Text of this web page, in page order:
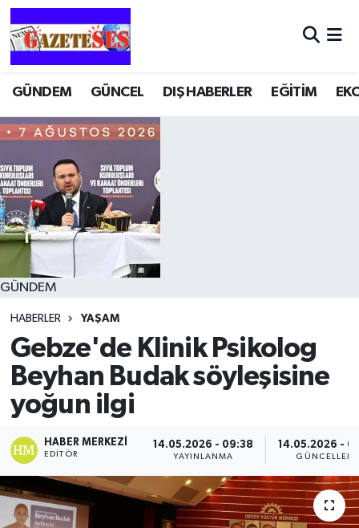
GÜNDEM GÜNCEL DIŞ HABERLER EĞİTİM
GÜNDEM
HABERLER YAŞAM
Gebze'de Klinik Psikolog
Beyhan Budak söyleşisine
yoğun ilgi
HABER MERKEZI
EDITÖR
14.05.2026 - 09:38
YAYINLANMA
14.05.2026 -